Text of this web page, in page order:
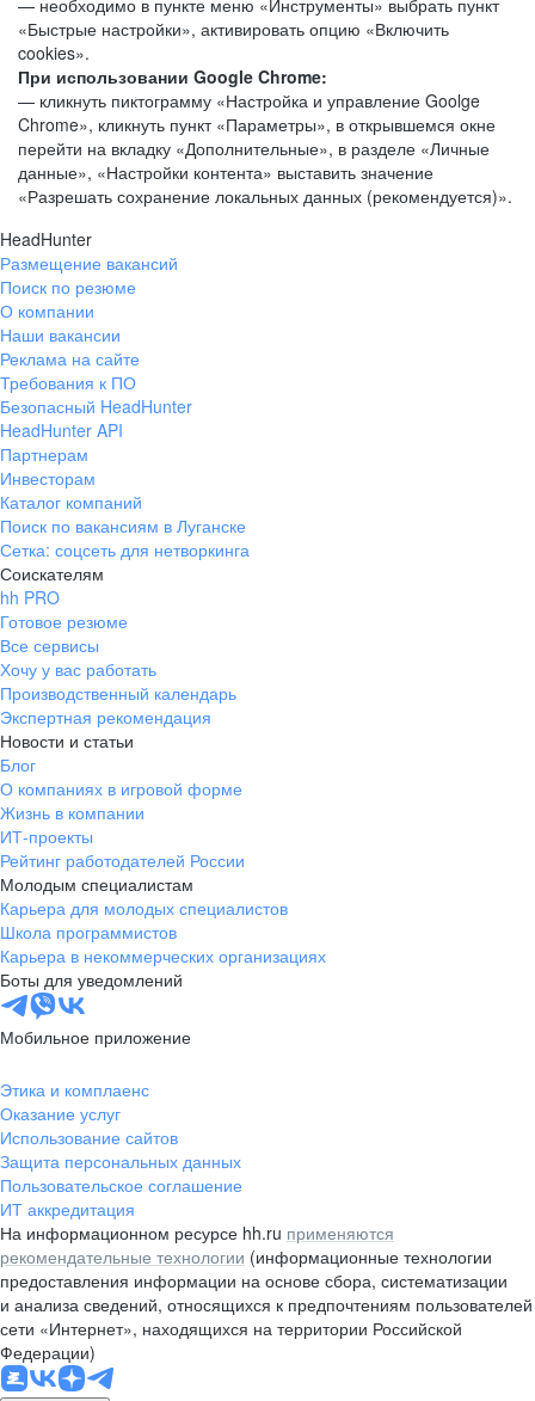
— необходимо в пункте меню «Инструменты» выбрать пункт
«Быстрые настройки», активировать опцию «Включить
cookies».
При использовании Google Chrome:
— кликнуть пиктограмму «Настройка и управление Goolge
Chrome», кликнуть пункт «Параметры», в открывшемся окне
перейти на вкладку «Дополнительные», в разделе «Личные
данные», «Настройки контента» выставить значение
«Разрешать сохранение локальных данных (рекомендуется)».
HeadHunter
Размещение вакансий
Поиск по резюме
О компании
Наши вакансии
Реклама на сайте
Требования к ПО
Безопасный HeadHunter
HeadHunter API
Партнерам
Инвесторам
Каталог компаний
Поиск по вакансиям в Луганске
Сетка: соцсеть для нетворкинга
Соискателям
hh PRO
Готовое резюме
Все сервисы
Хочу у вас работать
Производственный календарь
Экспертная рекомендация
Новости и статьи
Блог
О компаниях в игровой форме
Жизнь в компании
ИТ-проекты
Рейтинг работодателей России
Молодым специалистам
Карьера для молодых специалистов
Школа программистов
Карьера в некоммерческих организациях
Боты для уведомлений
Мобильное приложение
Этика и комплаенс
Оказание услуг
Использование сайтов
Защита персональных данных
Пользовательское соглашение
ИТ аккредитация
На информационном ресурсе hh.ru применяются
рекомендательные технологии (информационные технологии
предоставления информации на основе сбора, систематизации
и анализа сведений, относящихся к предпочтениям пользователей
сети «Интернет», находящихся на территории Российской
Федерации)